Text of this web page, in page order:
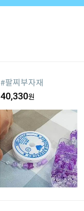
#팔찌부자재
40,330원